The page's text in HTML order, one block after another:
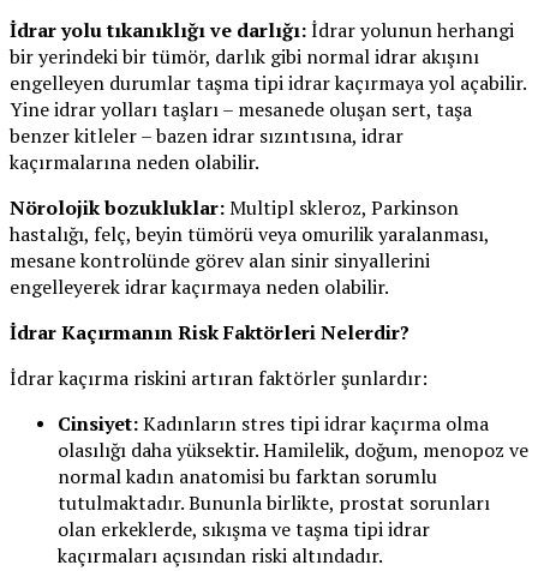
İdrar yolu tıkanıklığı ve darlığı:İdrar yolunun herhangi
bir yerindeki bir tümör, darlık gibi normal idrar akışını
engelleyen durumlar taşma tipi idrar kaçırmaya yol açabilir.
Yine idrar yolları taşları – mesanede oluşan sert, taşa
benzer kitleler – bazen idrar sızıntısına, idrar
kaçırmalarına neden olabilir.
Nörolojik bozukluklar:Multipl skleroz, Parkinson
hastalığı, felç, beyin tümörü veya omurilik yaralanması,
mesane kontrolünde görev alan sinir sinyallerini
engelleyerek idrar kaçırmaya neden olabilir.
İdrar Kaçırmanın Risk Faktörleri Nelerdir?
İdrar kaçırma riskini artıran faktörler şunlardır:
Cinsiyet:Kadınların stres tipi idrar kaçırma olma
olasılığı daha yüksektir. Hamilelik, doğum, menopoz ve
normal kadın anatomisi bu farktan sorumlu
tutulmaktadır. Bununla birlikte, prostat sorunları
olan erkeklerde, sıkışma ve taşma tipi idrar
kaçırmaları açısından riski altındadır.